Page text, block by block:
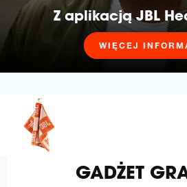
Z aplikacją JBL
WIĘCEJ
GADŻET